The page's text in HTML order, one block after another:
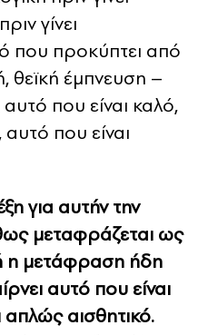
γίνει
που προκύπτει από
θεϊκή έμπνευση –
που είναι καλό,
που είναι
για αυτήν την
μεταφράζεται ως
η μετάφραση ήδη
αυτό που είναι
αισθητικό.